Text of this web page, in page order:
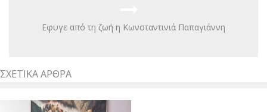
Eφυγε από τη ζωή η Κωνσταντινιά Παπαγιάννη
ΣΧΕΤΙΚΆ ΆΡΘΡΑ